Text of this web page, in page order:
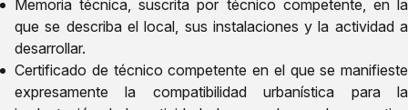
Memoria técnica, suscrita por técnico competente, en la
que se describa el local, sus instalaciones y la actividad a
desarrollar.
Certificado de técnico competente en el que se manifieste
expresamente la compatibilidad urbanística para la